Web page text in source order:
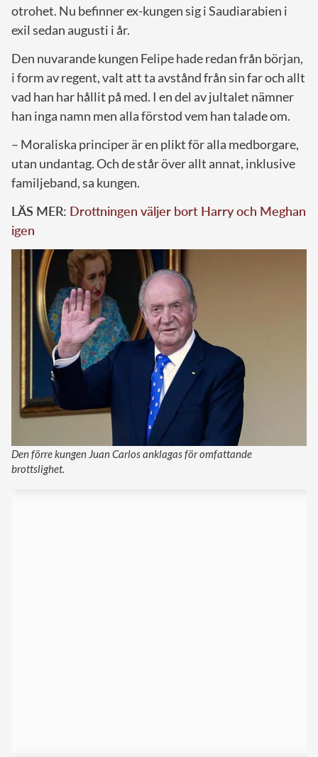
otrohet. Nu befinner ex-kungen sig i Saudiarabien i
exil sedan augusti i år.
Den nuvarande kungen Felipe hade redan från början,
i form av regent, valt att ta avstånd från sin far och allt
vad han har hållit på med. I en del av jultalet nämner
han inga namn men alla förstod vem han talade om.
– Moraliska principer är en plikt för alla medborgare,
utan undantag. Och de står över allt annat, inklusive
familjeband, sa kungen.
LÄS MER: Drottningen väljer bort Harry och Meghan
igen
Den förre kungen Juan Carlos anklagas för omfattande
brottslighet.